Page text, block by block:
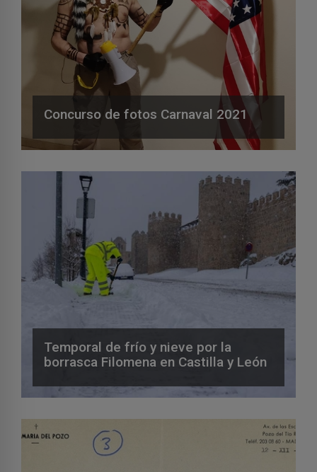
Concurso de fotos Carnaval 2021
Temporal de frío y nieve por la
borrasca Filomena en Castilla y León